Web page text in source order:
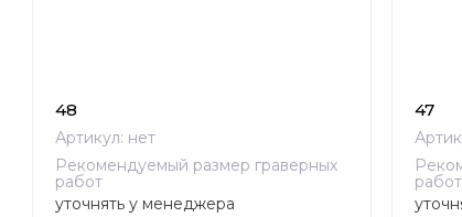
48
Артикул: нет
Рекомендуемый размер граверных
работ
уточнять у менеджера
47
работ